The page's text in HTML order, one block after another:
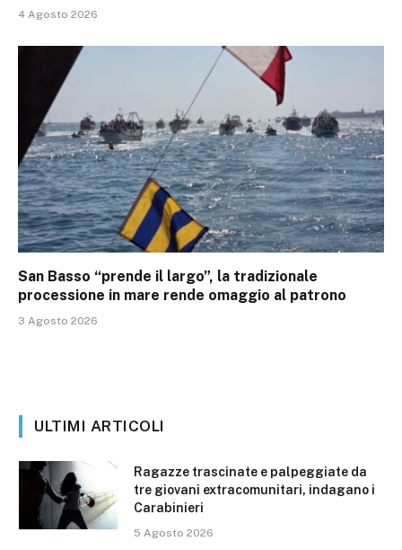
4 Agosto 2026
San Basso “prende il largo”, la tradizionale
processione in mare rende omaggio al patrono
3 Agosto 2026
ULTIMI ARTICOLI
Ragazze trascinate e palpeggiate da
tre giovani extracomunitari, indagano i
Carabinieri
5 Agosto 2026